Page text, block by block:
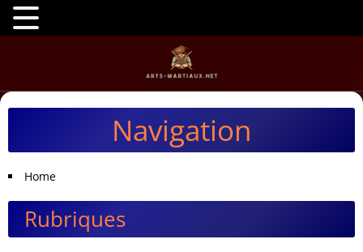
Navigation
Home
Rubriques